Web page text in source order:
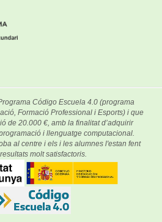
Código Escuela 4.0 (programa
Formació Professional i Esports) i que
de 20.000 €, amb la finalitat d’adquirir
i llenguatge computacional.
al centre i els i les alumnes l'estan fent
molt satisfactoris.